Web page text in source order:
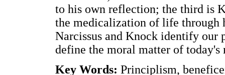
to his own reflection; the third is
the medicalization of life through
Narcissus and Knock identify our
define the moral matter of today's
Key Words: Principlism,